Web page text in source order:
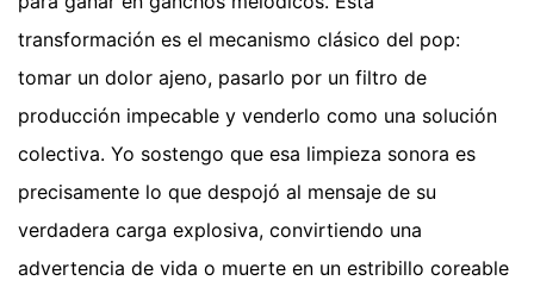
transformación es el mecanismo clásico del pop:
tomar un dolor ajeno, pasarlo por un filtro de
producción impecable y venderlo como una solución
colectiva. Yo sostengo que esa limpieza sonora es
precisamente lo que despojó al mensaje de su
verdadera carga explosiva, convirtiendo una
advertencia de vida o muerte en un estribillo coreable